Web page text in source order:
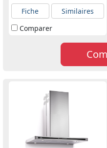
Fiche
Similaires
Comparer